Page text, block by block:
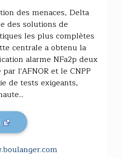
des menaces, Delta
des solutions de
les plus complètes
centrale a obtenu la
alarme NFa2p deux
l'AFNOR et le CNPP
de tests exigeants,